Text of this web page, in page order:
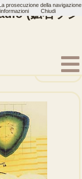
(鉱石ラジ
RGB
prosecuzione della navigazione
Chiudi